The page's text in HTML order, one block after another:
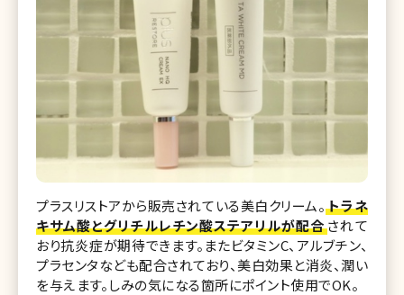
プラスリストアから販売されている美白クリーム。トラネ
キサム酸とグリチルレチン酸ステアリルが配合されて
おり抗炎症が期待できます。またビタミンC、アルブチン、
プラセンタなども配合されており、美白効果と消炎、潤い
を与えます。しみの気になる箇所にポイント使用でOK。